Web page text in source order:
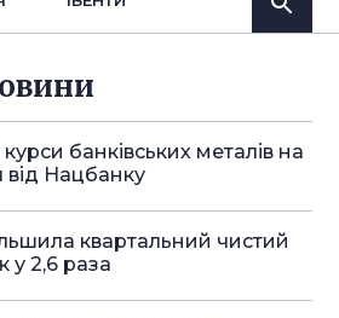
курси банківських металів на
від Нацбанку
квартальний чистий
у 2,6 раза